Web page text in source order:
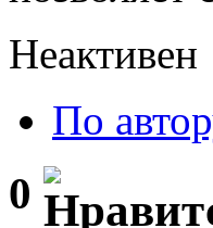
Неактивен
По
0